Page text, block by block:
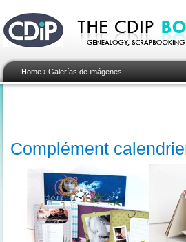
Home › Galerías de imágenes
Complément